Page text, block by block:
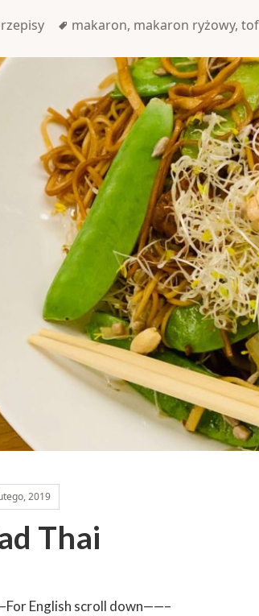
Tagi
makaron, makaron ryżowy,
2019
Thai
English scroll down——–